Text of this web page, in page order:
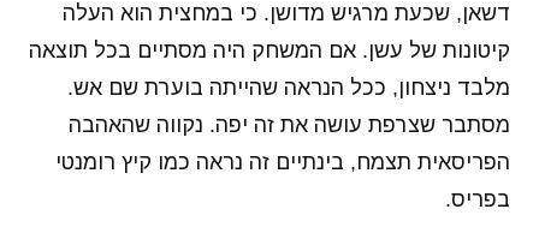
דשאן, שכעת מרגיש מדושן. כי במחצית הוא העלה
קיטונות של עשן. אם המשחק היה מסתיים בכל תוצאה
מלבד ניצחון, ככל הנראה שהייתה בוערת שם אש.
מסתבר שצרפת עושה את זה יפה. נקווה שהאהבה
הפריסאית תצמח, בינתיים זה נראה כמו קיץ רומנטי
בפריס.